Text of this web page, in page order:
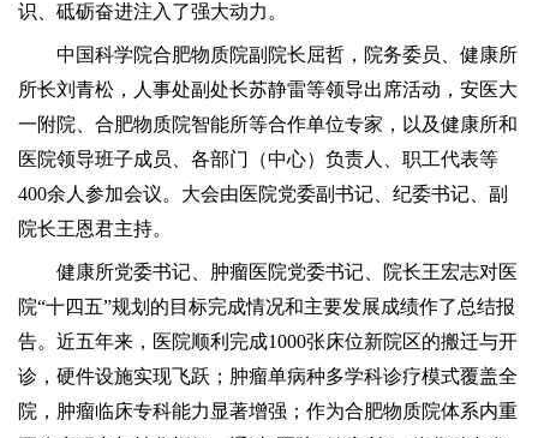
识、砥砺奋进注入了强大动力。
中国科学院合肥物质院副院长屈哲，院务委员、健康所
所长刘青松，人事处副处长苏静雷等领导出席活动，安医大
一附院、合肥物质院智能所等合作单位专家，以及健康所和
医院领导班子成员、各部门（中心）负责人、职工代表等
400余人参加会议。大会由医院党委副书记、纪委书记、副
院长王恩君主持。
健康所党委书记、肿瘤医院党委书记、院长王宏志对医
院“十四五”规划的目标完成情况和主要发展成绩作了总结报
告。近五年来，医院顺利完成1000张床位新院区的搬迁与开
诊，硬件设施实现飞跃；肿瘤单病种多学科诊疗模式覆盖全
院，肿瘤临床专科能力显著增强；作为合肥物质院体系内重